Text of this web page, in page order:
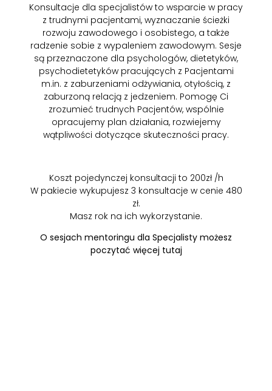
Konsultacje dla specjalistów to wsparcie w pracy
z trudnymi pacjentami, wyznaczanie ścieżki
rozwoju zawodowego i osobistego, a także
radzenie sobie z wypaleniem zawodowym. Sesje
są przeznaczone dla psychologów, dietetyków,
psychodietetyków pracujących z Pacjentami
m.in. z zaburzeniami odżywiania, otyłością, z
zaburzoną relacją z jedzeniem. Pomogę Ci
zrozumieć trudnych Pacjentów, wspólnie
opracujemy plan działania, rozwiejemy
wątpliwości dotyczące skuteczności pracy.
Koszt pojedynczej konsultacji to 200zł /h
W pakiecie wykupujesz 3 konsultacje w cenie 480
zł.
Masz rok na ich wykorzystanie.
O sesjach mentoringu dla Specjalisty możesz
poczytać więcej tutaj